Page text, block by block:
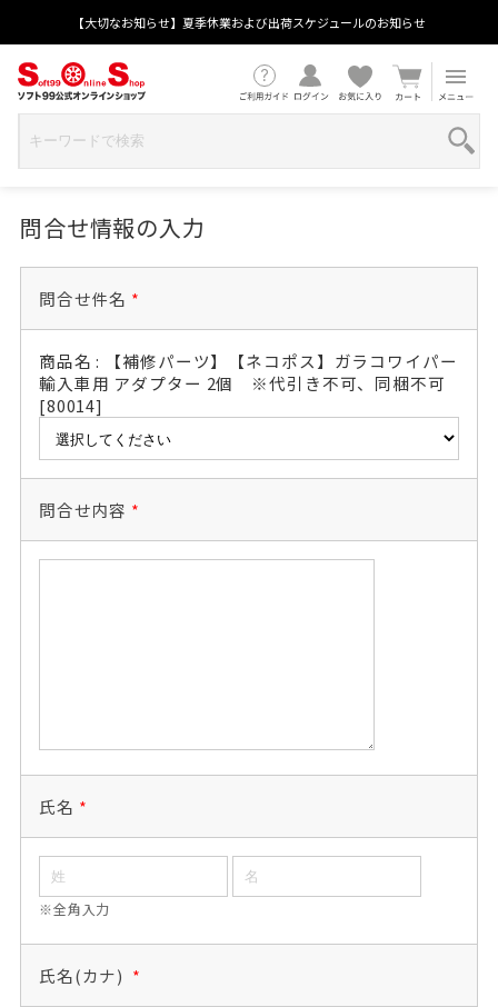
【大切なお知らせ】夏季休業および出荷スケジュールのお知らせ
問合せ情報の入力
問合せ件名 *
商品名 : 【補修パーツ】【ネコポス】ガラコワイパー
輸入車用 アダプター 2個 ※代引き不可、同梱不可
[80014]
問合せ内容 *
氏名 *
※全角入力
氏名(カナ) *